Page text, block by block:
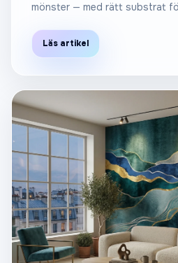
mönster — med rätt substrat
Läs artikel